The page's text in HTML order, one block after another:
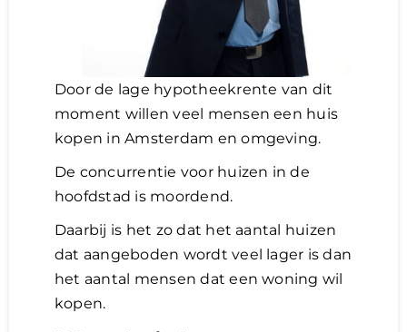
Door de lage hypotheekrente van dit
moment willen veel mensen een huis
kopen in Amsterdam en omgeving.
De concurrentie voor huizen in de
hoofdstad is moordend.
Daarbij is het zo dat het aantal huizen
dat aangeboden wordt veel lager is dan
het aantal mensen dat een woning wil
kopen.